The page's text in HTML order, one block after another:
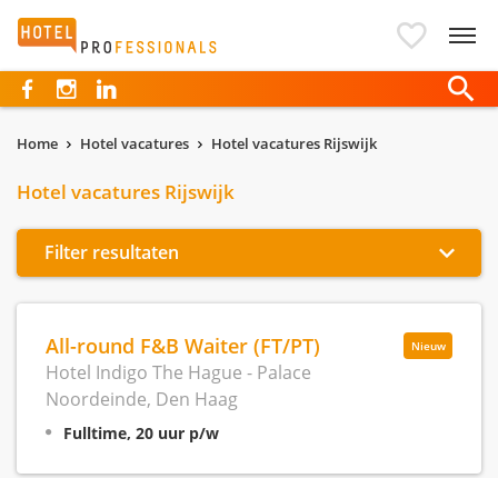
Hotelprofessionals
Home Hotel vacatures Hotel vacatures Rijswijk
Hotel vacatures Rijswijk
Filter resultaten
Nieuw
All-round F&B Waiter (FT/PT)
Hotel Indigo The Hague - Palace
Noordeinde, Den Haag
Fulltime, 20 uur p/w